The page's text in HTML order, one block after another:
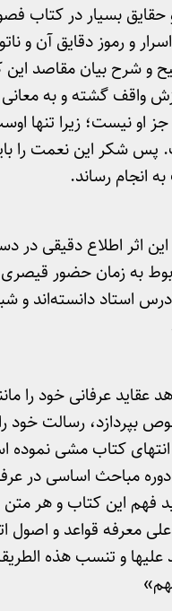
و حقایق بسیار در
و رموز دقایق آن و
و شرح بیان مقاصد
واقف گشته و به
نیست؛ زیرا تنها
شکر این نعمت را
انجام رساند.
این اثر اطلاع
به زمان حضور
درس استاد دانسته‌اند و
عقاید عرفانی خود را
بپردازد، رسالت خود
انتهای کتاب مشی
مباحث اساسی در
فهم این کتاب و هر
علی معرفه قواعد و
علیها و تنسب هذه